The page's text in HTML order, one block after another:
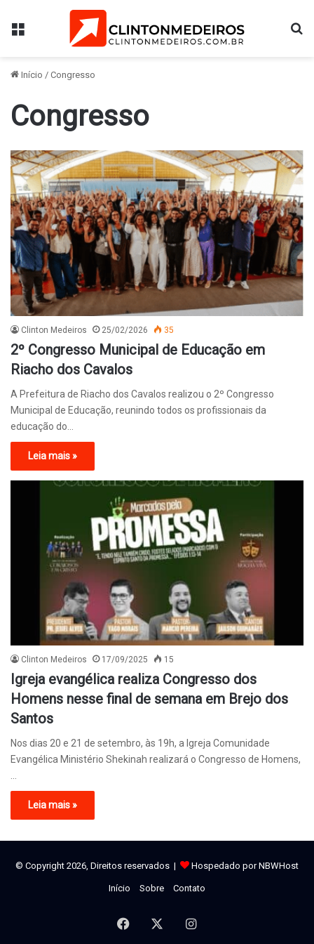
Menu
Início / Congresso
Congresso
Clinton Medeiros 25/02/2026 35
2º Congresso Municipal de Educação em
Riacho dos Cavalos
A Prefeitura de Riacho dos Cavalos realizou o 2º Congresso
Municipal de Educação, reunindo todos os profissionais da
educação do…
Leia mais »
Clinton Medeiros 17/09/2025 15
Igreja evangélica realiza Congresso dos
Homens nesse final de semana em Brejo dos
Santos
Nos dias 20 e 21 de setembro, às 19h, a Igreja Comunidade
Evangélica Ministério Shekinah realizará o Congresso de Homens,
…
Leia mais »
© Copyright 2026, Direitos reservados | Hospedado por NBWHost
Início Sobre Contato
Facebook Instagram